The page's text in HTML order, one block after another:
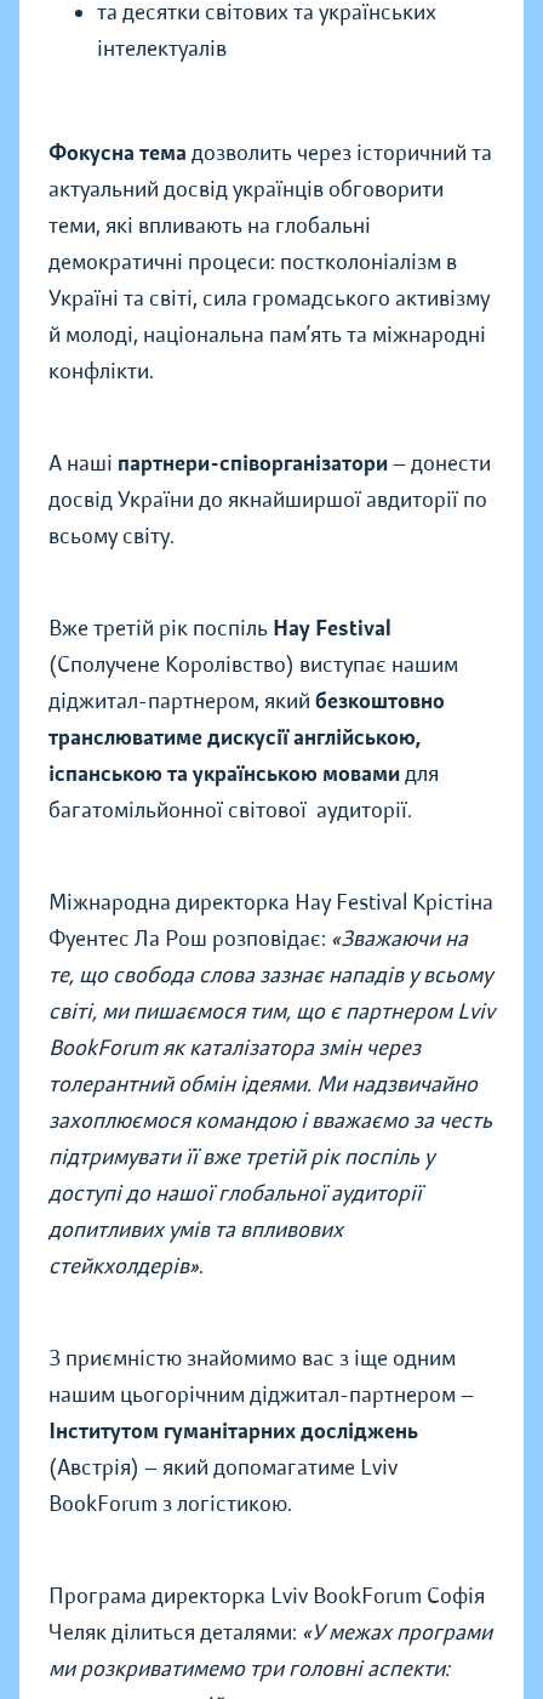
та десятки світових та українських
інтелектуалів
Фокусна тема дозволить через історичний та
актуальний досвід українців обговорити
теми, які впливають на глобальні
демократичні процеси: постколоніалізм в
Україні та світі, сила громадського активізму
й молоді, національна пам’ять та міжнародні
конфлікти.
А наші партнери-співорганізатори— донести
досвід України до якнайширшої авдиторії по
всьому світу.
Вже третій рік поспіль Hay Festival
(Сполучене Королівство) виступає нашим
діджитал-партнером, який безкоштовно
транслюватиме дискусії англійською,
іспанською та українською мовамидля
багатомільйонної світової аудиторії.
Міжнародна директорка Hay Festival Крістіна
Фуентес Ла Рош розповідає: «Зважаючи на
те, що свобода слова зазнає нападів у всьому
світі, ми пишаємося тим, що є партнером Lviv
BookForum як каталізатора змін через
толерантний обмін ідеями. Ми надзвичайно
захоплюємося командою і вважаємо за честь
підтримувати її вже третій рік поспіль у
доступі до нашої глобальної аудиторії
допитливих умів та впливових
стейкхолдерів».
З приємністю знайомимо вас з іще одним
нашим цьогорічним діджитал-партнером —
Інститутом гуманітарних досліджень
(Австрія) — який допомагатиме Lviv
BookForum з логістикою.
Програма директорка Lviv BookForum Софія
Челяк ділиться деталями: «У межах програми
ми розкриватимемо три головні аспекти: